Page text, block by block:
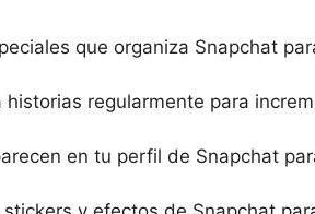
que organiza Snapchat
regularmente para
en tu perfil de Snapchat